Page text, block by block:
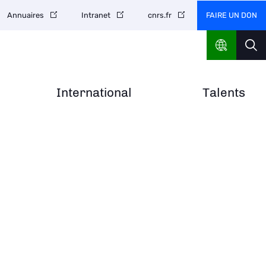
International Talents
Annuaires Intranet cnrs.fr FAIRE UN DON